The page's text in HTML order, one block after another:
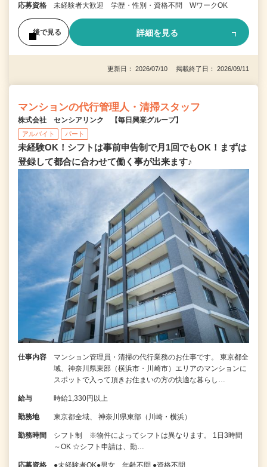
応募資格 未経験者大歓迎 学歴・性別・資格不問 WワークOK
後で見る 詳細を見る
更新日： 2026/07/10 掲載終了日： 2026/09/11
マンションの代行管理人・清掃スタッフ
株式会社 センシアリンク 【毎日興業グループ】
アルバイト パート
未経験OK！シフトは事前申告制で月1回でもOK！まずは
登録して都合に合わせて働く事が出来ます♪
仕事内容
マンション管理員・清掃の代行業務のお仕事です。 東京都全
域、神奈川県東部（横浜市・川崎市）エリアのマンションに
スポットで入って頂きお住まいの方の快適な暮らし…
給与 時給1,330円以上
勤務地 東京都全域、 神奈川県東部（川崎・横浜）
勤務時間
シフト制 ※物件によってシフトは異なります。 1日3時間
～OK ☆シフト申請は、勤…
応募資格 ●未経験者OK●男女、年齢不問 ●資格不問